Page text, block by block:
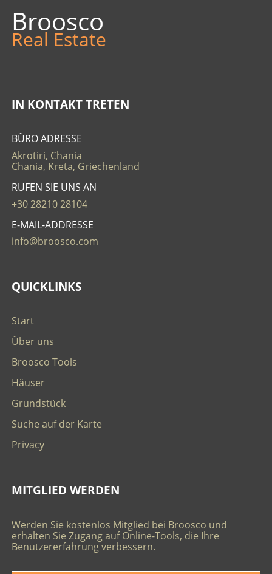
Broosco
Real Estate
IN KONTAKT TRETEN
BÜRO ADRESSE
Akrotiri, Chania
Chania, Kreta, Griechenland
RUFEN SIE UNS AN
+30 28210 28104
E-MAIL-ADDRESSE
info@broosco.com
QUICKLINKS
Start
Über uns
Broosco Tools
Häuser
Grundstück
Suche auf der Karte
Privacy
MITGLIED WERDEN
Werden Sie kostenlos Mitglied bei Broosco und
erhalten Sie Zugang auf Online-Tools, die Ihre
Benutzererfahrung verbessern.